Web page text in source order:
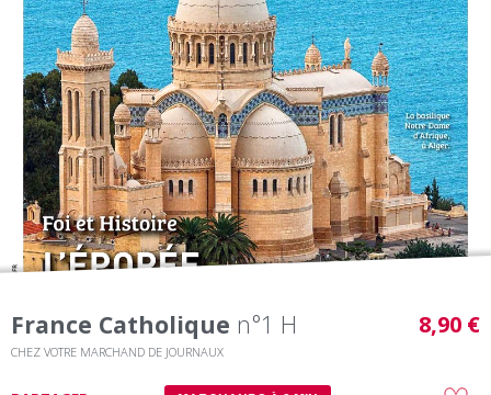
France Catholique n°1 H
CHEZ VOTRE MARCHAND DE JOURNAUX
8,90 €